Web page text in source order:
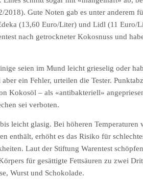
Gute Noten gab es unter anderem
(13,60 Euro/Liter) und Lidl (11 Euro/
nach getrockneter Kokosnuss und
seien im Mund leicht grieselig oder
ein Fehler, urteilen die Tester.
Kokosöl – als «antibakteriell»
sei verboten.
leicht glasig. Bei höheren Temperaturen
enthält, erhöht es das Risiko für
Laut der Stiftung Warentest
für gesättigte Fettsäuren zu zwei
Wurst und Schokolade.